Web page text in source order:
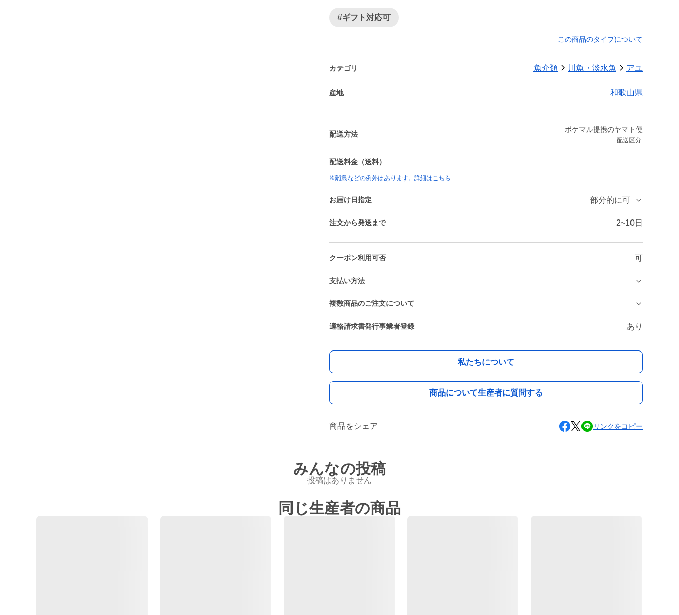
#ギフト対応可
この商品のタイプについて
カテゴリ 魚介類 川魚・淡水魚 アユ
産地 和歌山県
配送方法
ポケマル提携のヤマト便
配送区分:
配送料金（送料）
※離島などの例外はあります。詳細はこちら
お届け日指定 部分的に可
注文から発送まで 2~10日
クーポン利用可否 可
支払い方法
複数商品のご注文について
適格請求書発行事業者登録 あり
私たちについて
商品について生産者に質問する
商品をシェア リンクをコピー
みんなの投稿
投稿はありません
同じ生産者の商品